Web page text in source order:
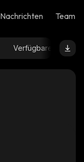
Nachrichten Team-
Verfügbare Menge